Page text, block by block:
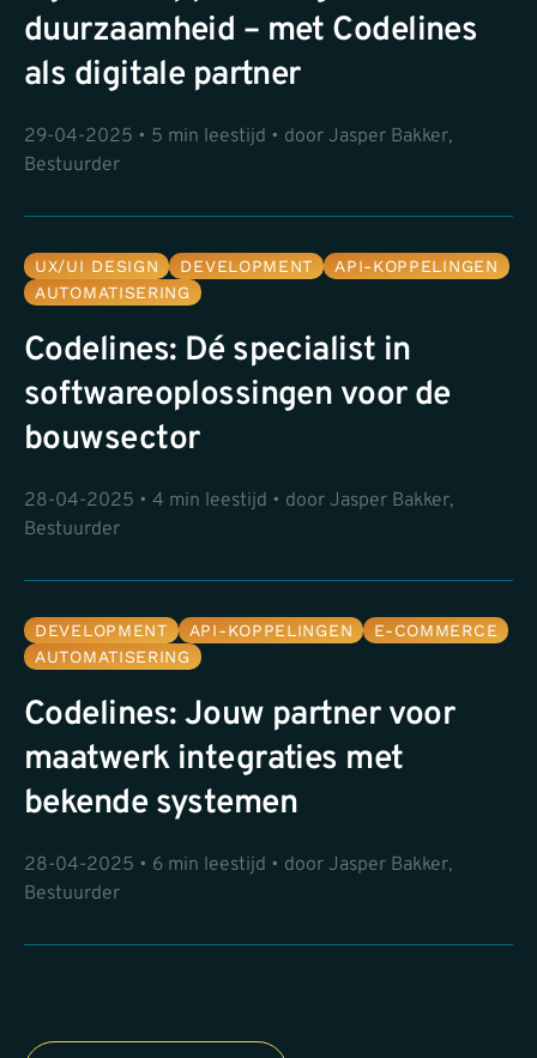
duurzaamheid – met Codelines
als digitale partner
29-04-2025 • 5 min leestijd • door Jasper Bakker,
Bestuurder
UX/UI DESIGN DEVELOPMENT
API-KOPPELINGEN
AUTOMATISERING
Codelines: Dé specialist in
softwareoplossingen voor de
bouwsector
28-04-2025 • 4 min leestijd • door Jasper Bakker,
Bestuurder
DEVELOPMENT API-KOPPELINGEN
E-COMMERCE
AUTOMATISERING
Codelines: Jouw partner voor
maatwerk integraties met
bekende systemen
28-04-2025 • 6 min leestijd • door Jasper Bakker,
Bestuurder